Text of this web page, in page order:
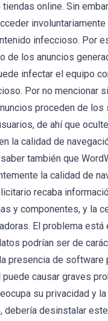
online. Sin
infeccioso. Por
de los anuncios
infectar el equipo
Por no mencionar
proceden de
de ahí que
la calidad de
también que
la calidad de
recaba
y componentes, y la
El problema está
podrían ser de
presencia de software
causar graves
su privacidad y
debería desinstalar